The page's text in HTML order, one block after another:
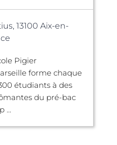
13100 Aix-en-
Pigier
forme chaque
étudiants à des
du pré-bac
...